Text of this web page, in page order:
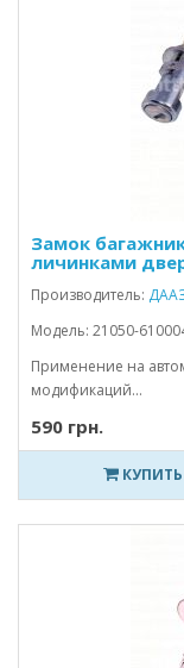
Замок
личинками
Производитель:
Модель: 21050-
Применение на
модификаций...
590 грн.
КУПИТЬ